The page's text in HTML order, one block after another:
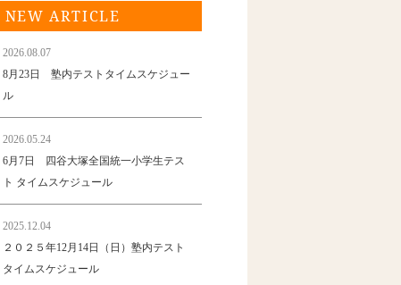
NEW ARTICLE
2026.08.07
8月23日 塾内テストタイムスケジュー
ル
2026.05.24
6月7日 四谷大塚全国統一小学生テス
ト タイムスケジュール
2025.12.04
２０２５年12月14日（日）塾内テスト
タイムスケジュール